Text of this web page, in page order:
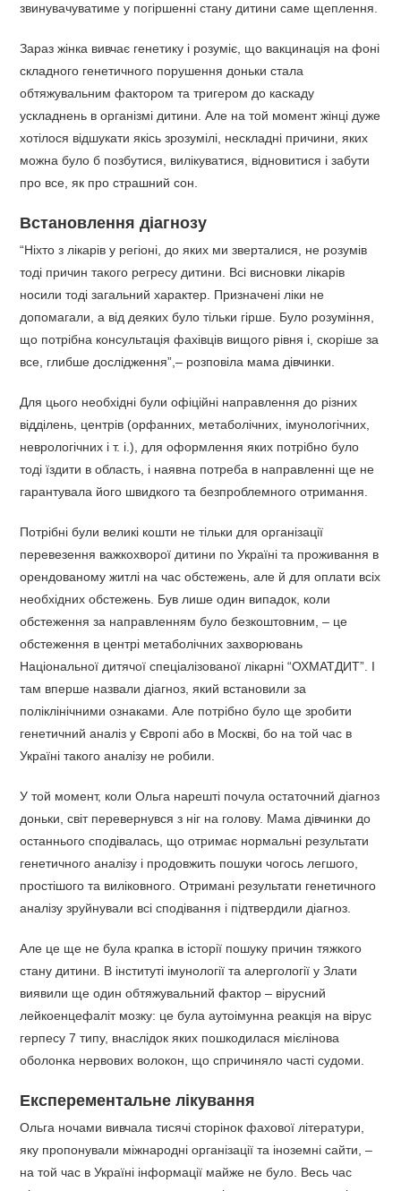
звинувачуватиме у погіршенні стану дитини саме щеплення.
Зараз жінка вивчає генетику і розуміє, що вакцинація на фоні
складного генетичного порушення доньки стала
обтяжувальним фактором та тригером до каскаду
ускладнень в організмі дитини. Але на той момент жінці дуже
хотілося відшукати якісь зрозумілі, нескладні причини, яких
можна було б позбутися, вилікуватися, відновитися і забути
про все, як про страшний сон.
Встановлення діагнозу
“Ніхто з лікарів у регіоні, до яких ми зверталися, не розумів
тоді причин такого регресу дитини. Всі висновки лікарів
носили тоді загальний характер. Призначені ліки не
допомагали, а від деяких було тільки гірше. Було розуміння,
що потрібна консультація фахівців вищого рівня і, скоріше за
все, глибше дослідження”,– розповіла мама дівчинки.
Для цього необхідні були офіційні направлення до різних
відділень, центрів (орфанних, метаболічних, імунологічних,
неврологічних і т. і.), для оформлення яких потрібно було
тоді їздити в область, і наявна потреба в направленні ще не
гарантувала його швидкого та безпроблемного отримання.
Потрібні були великі кошти не тільки для організації
перевезення важкохворої дитини по Україні та проживання в
орендованому житлі на час обстежень, але й для оплати всіх
необхідних обстежень. Був лише один випадок, коли
обстеження за направленням було безкоштовним, – це
обстеження в центрі метаболічних захворювань
Національної дитячої спеціалізованої лікарні “ОХМАТДИТ”. І
там вперше назвали діагноз, який встановили за
поліклінічними ознаками. Але потрібно було ще зробити
генетичний аналіз у Європі або в Москві, бо на той час в
Україні такого аналізу не робили.
У той момент, коли Ольга нарешті почула остаточний діагноз
доньки, світ перевернувся з ніг на голову. Мама дівчинки до
останнього сподівалась, що отримає нормальні результати
генетичного аналізу і продовжить пошуки чогось легшого,
простішого та виліковного. Отримані результати генетичного
аналізу зруйнували всі сподівання і підтвердили діагноз.
Але це ще не була крапка в історії пошуку причин тяжкого
стану дитини. В інституті імунології та алергології у Злати
виявили ще один обтяжувальний фактор – вірусний
лейкоенцефаліт мозку: це була аутоімунна реакція на вірус
герпесу 7 типу, внаслідок яких пошкодилася мієлінова
оболонка нервових волокон, що спричиняло часті судоми.
Експерементальне лікування
Ольга ночами вивчала тисячі сторінок фахової літератури,
яку пропонували міжнародні організації та іноземні сайти, –
на той час в Україні інформації майже не було. Весь час